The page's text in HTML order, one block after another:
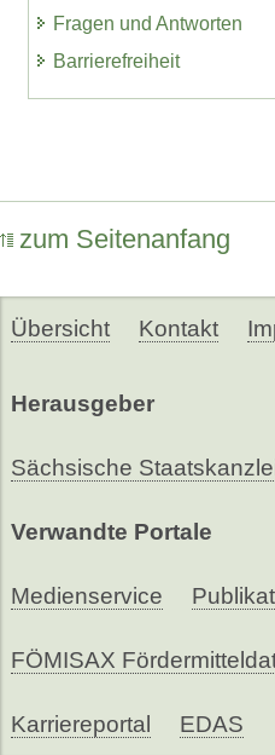
Fragen und Antworten
Barrierefreiheit
zum Seitenanfang
Übersicht Kontakt
Herausgeber
Sächsische
Verwandte Portale
Medienservice
FÖMISAX
Karriereportal EDAS